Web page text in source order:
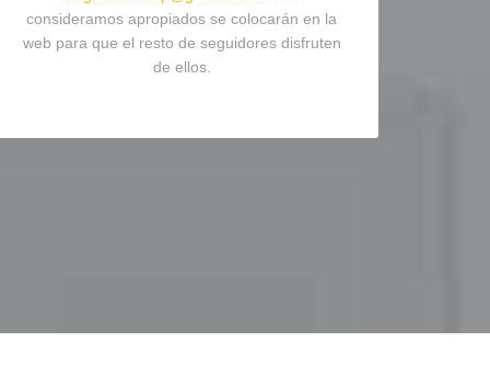
consideramos apropiados se colocarán en la
web para que el resto de seguidores disfruten
de ellos.